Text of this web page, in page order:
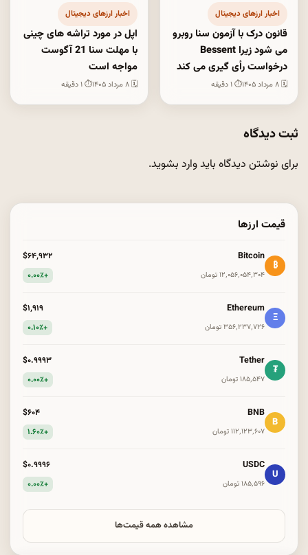
اخبار ارزهای دیجیتال
قانون درک با آزمون سنا روبرو
می شود زیرا Bessent
درخواست رأی گیری می کند
🗓 ۸ مرداد ۱۴۰۵ ⏱ ۱ دقیقه
اخبار ارزهای دیجیتال
اپل در مورد تراشه های چینی
با مهلت سنا 21 آگوست
مواجه است
🗓 ۸ مرداد ۱۴۰۵ ⏱ ۱ دقیقه
ثبت دیدگاه
برای نوشتن دیدگاه بایدوارد بشوید.
قیمت ارزها
₿
Bitcoin
۱۲٬۰۵۶٬۰۵۴٬۳۰۴ تومان
$۶۴٬۹۳۲
+۰.۰۰٪
Ξ
Ethereum
۳۵۶٬۲۳۷٬۷۲۶ تومان
$۱٬۹۱۹
+۰.۱۰٪
₮
Tether
۱۸۵٬۵۴۷ تومان
$۰.۹۹۹۳
+۰.۰۰٪
B
BNB
۱۱۲٬۱۲۳٬۶۰۷ تومان
$۶۰۴
+۱.۶۰٪
U
USDC
۱۸۵٬۵۹۶ تومان
$۰.۹۹۹۶
+۰.۰۰٪
مشاهده همه قیمت‌ها